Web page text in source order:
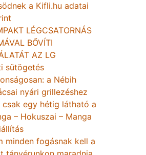
a Kifli.hu adatai
LÉGCSATORNÁS
BŐVÍTI
AZ LG
sütögetés
a Nébih
nyári grillezéshez
csak egy hétig látható a
– Hokuszai – Manga
minden fogásnak kell a